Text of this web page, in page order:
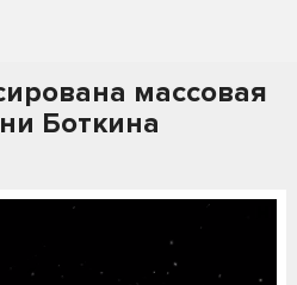
массовая
Боткина